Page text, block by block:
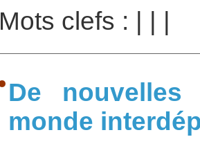
Mots clefs :
De
monde